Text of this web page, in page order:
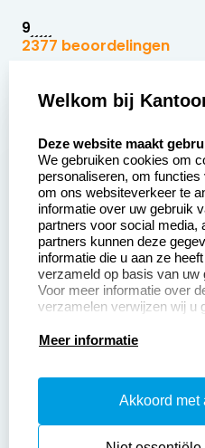
9
2377 beoordelingen
Zakelijk:
Aanvraag op maat
Betaling &
Verzending
Wederverkoper
worden
Sale
Productinformatie:
Instructiepagina
Aanleverspecificaties
Welkom bij
Deze website maakt
We gebruiken cookies om
personaliseren, om
om ons websiteverkeer te
informatie over uw gebruik
partners voor social media,
partners kunnen deze
informatie die u aan ze
verzameld op basis van uw
Voor meer informatie over
verzamelen verwijzen wij u
Meer informatie
Akkoord met